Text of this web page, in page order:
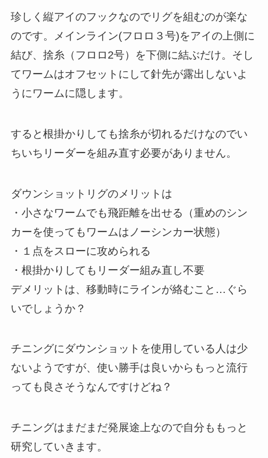
珍しく縦アイのフックなのでリグを組むのが楽な
のです。メインライン(フロロ３号)をアイの上側に
結び、捨糸（フロロ2号）を下側に結ぶだけ。そし
てワームはオフセットにして針先が露出しないよ
うにワームに隠します。
すると根掛かりしても捨糸が切れるだけなのでい
ちいちリーダーを組み直す必要がありません。
ダウンショットリグのメリットは
・小さなワームでも飛距離を出せる（重めのシン
カーを使ってもワームはノーシンカー状態）
・１点をスローに攻められる
・根掛かりしてもリーダー組み直し不要
デメリットは、移動時にラインが絡むこと…ぐら
いでしょうか？
チニングにダウンショットを使用している人は少
ないようですが、使い勝手は良いからもっと流行
っても良さそうなんですけどね？
チニングはまだまだ発展途上なので自分ももっと
研究していきます。